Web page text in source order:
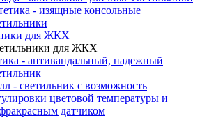
- изящные консольные
для ЖКХ
для ЖКХ
- антивандальный, надежный
- светильник с возможность
цветовой температуры и
датчиком